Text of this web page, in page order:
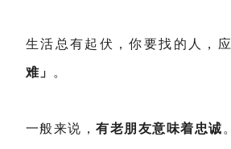
生活总有起伏，你要找的人，
难」 。
一般来说，有老朋友意味着忠诚